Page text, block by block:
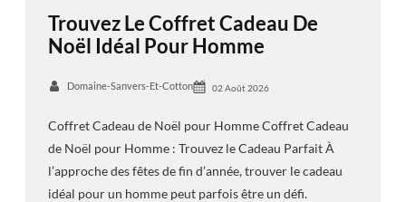
Trouvez Le Coffret Cadeau De
Noël Idéal Pour Homme
Domaine-Sanvers-Et-Cotton 02 Août 2026
Coffret Cadeau de Noël pour Homme Coffret Cadeau
de Noël pour Homme : Trouvez le Cadeau Parfait À
l’approche des fêtes de fin d’année, trouver le cadeau
idéal pour un homme peut parfois être un défi.